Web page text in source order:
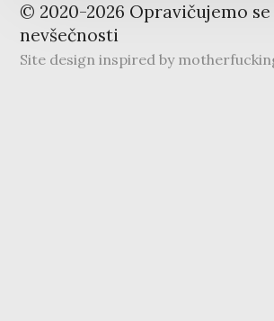
© 2020-2026 Opravičujemo se
nevšečnosti
Site design inspired by